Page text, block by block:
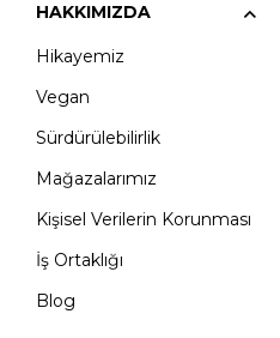
HAKKIMIZDA
Hikayemiz
Vegan
Sürdürülebilirlik
Mağazalarımız
Kişisel Verilerin Korunması
İş Ortaklığı
Blog